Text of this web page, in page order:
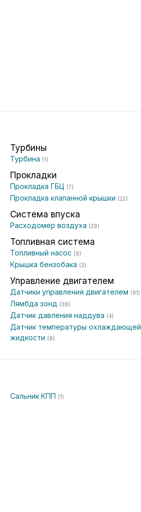
Турбины
Турбина (1)
Прокладки
Прокладка ГБЦ (7)
Прокладка клапанной крышки (22)
Система впуска
Расходомер воздуха (29)
Топливная система
Топливный насос (9)
Крышка бензобака (3)
Управление двигателем
Датчики управления двигателем (91)
Лямбда зонд (38)
Датчик давления наддува (4)
Датчик температуры охлаждающей
жидкости (8)
Сальник КПП (1)